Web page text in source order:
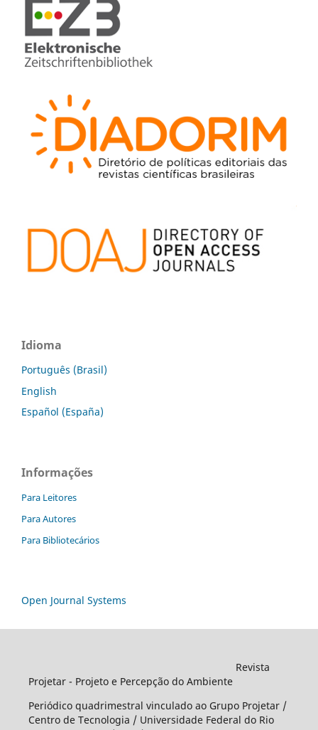
Idioma
Português (Brasil)
English
Español (España)
Informações
Para Leitores
Para Autores
Para Bibliotecários
Open Journal Systems
Revista
Projetar - Projeto e Percepção do Ambiente
Periódico quadrimestral vinculado ao Grupo Projetar /
Centro de Tecnologia / Universidade Federal do Rio